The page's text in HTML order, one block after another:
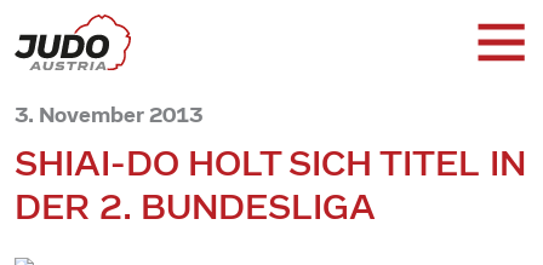
3. November 2013
SHIAI-DO HOLT SICH TITEL IN
DER 2. BUNDESLIGA